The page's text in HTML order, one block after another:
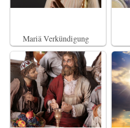
Mariä Verkündigung